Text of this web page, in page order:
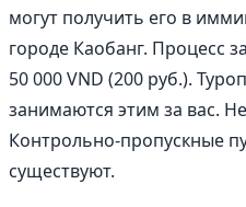
могут получить его в
городе Каобанг. Процесс
50 000 VND (200 руб.).
занимаются этим за вас.
Контрольно-пропускные
существуют.